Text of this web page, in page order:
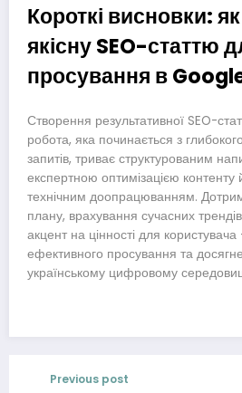
Короткі висновки:
якісну SEO-статтю
просування в
Створення результативної SEO-
робота, яка починається з
запитів, триває структурованим
експертною оптимізацією контенту
технічним доопрацюванням.
плану, врахування сучасних
акцент на цінності для
ефективного просування та
українському цифровому
Previous post